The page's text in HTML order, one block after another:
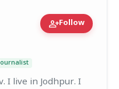
person_addFollow
Public
I live in Jodhpur. I